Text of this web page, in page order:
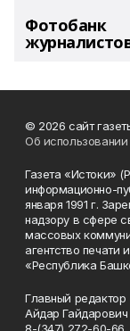
Фотобанк
© 2026 сайт
Об
Газета «Истоки»
информационно-
января 1991 г.
надзору в сфере
массовых
агентство
«Республика
Главный редактор
Айдар